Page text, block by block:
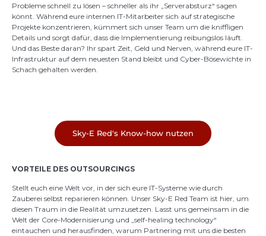
Probleme schnell zu lösen – schneller als ihr „Serverabsturz“ sagen
könnt. Während eure internen IT-Mitarbeiter sich auf strategische
Projekte konzentrieren, kümmert sich unser Team um die kniffligen
Details und sorgt dafür, dass die Implementierung reibungslos läuft.
Und das Beste daran? Ihr spart Zeit, Geld und Nerven, während eure IT-
Infrastruktur auf dem neuesten Stand bleibt und Cyber-Bösewichte in
Schach gehalten werden.
Sky-E Red's Know-how nutzen
VORTEILE DES OUTSOURCINGS
Stellt euch eine Welt vor, in der sich eure IT-Systeme wie durch
Zauberei selbst reparieren können. Unser Sky-E Red Team ist hier, um
diesen Traum in die Realität umzusetzen. Lasst uns gemeinsam in die
Welt der Core-Modernisierung und „self-healing technology“
eintauchen und herausfinden, warum Partnering mit uns die besten